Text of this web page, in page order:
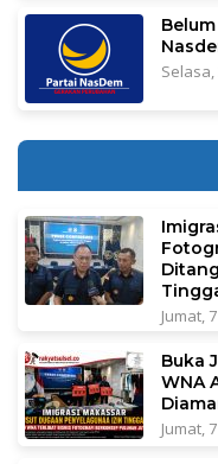
Selasa,
Jumat,
Buka
WNA
Jumat,